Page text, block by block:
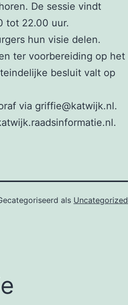
De sessie vindt
tot 22.00 uur.
hun visie delen.
ter voorbereiding op het
besluit valt op
via griffie@katwijk.nl.
als Uncategorized